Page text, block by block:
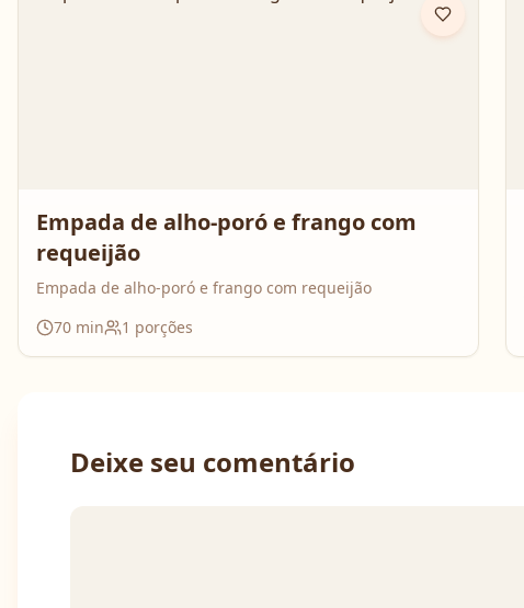
Empada de alho-poró e frango com
requeijão
Empada de alho-poró e frango com requeijão
70 min 1 porções
Deixe seu comentário